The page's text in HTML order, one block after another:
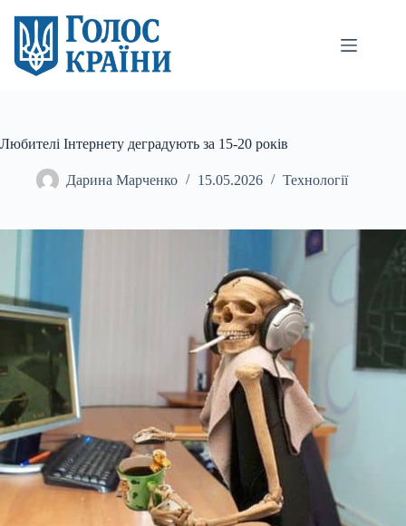
вмісту
Любителі Інтернету деградують за 15-20 років
Дарина Марченко 15.05.2026 Технології